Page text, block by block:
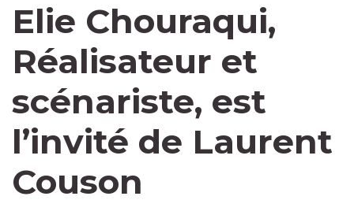
Elie Chouraqui,
Réalisateur et
scénariste, est
l’invité de Laurent
Couson